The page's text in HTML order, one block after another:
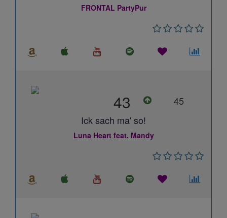
FRONTAL PartyPur
43
45
Ick sach ma' so!
Luna Heart feat. Mandy